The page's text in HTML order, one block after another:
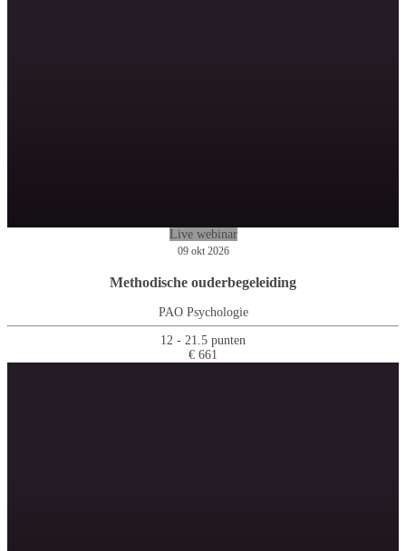
Live webinar
09 okt 2026
Methodische ouderbegeleiding
PAO Psychologie
12 - 21.5 punten
€ 661